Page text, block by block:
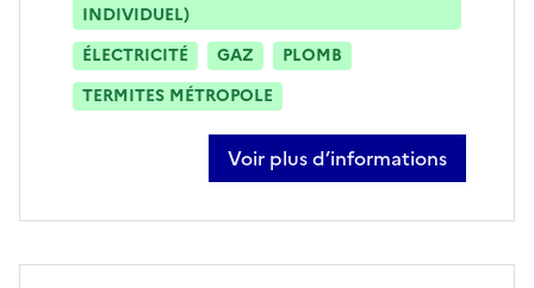
INDIVIDUEL)
ÉLECTRICITÉ
GAZ
PLOMB
TERMITES MÉTROPOLE
Voir plus d’informations
sur régis quero